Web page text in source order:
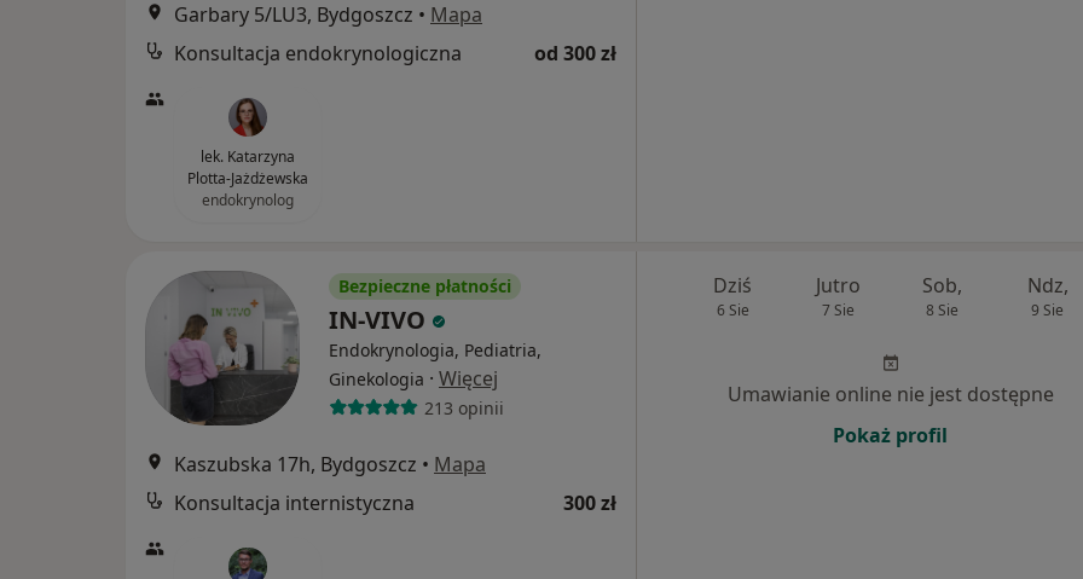
Garbary 5/LU3, Bydgoszcz • Mapa
Konsultacja endokrynologiczna
od 300 zł
lek. Katarzyna
Plotta-Jażdżewska
endokrynolog
Bezpieczne płatności
IN-VIVO
Endokrynologia, Pediatria,
Ginekologia · Więcej
213 opinii
Kaszubska 17h, Bydgoszcz • Mapa
Konsultacja internistyczna
300 zł
Dziś
6 Sie
Jutro
7 Sie
Sob,
8 Sie
Ndz,
9 Sie
Umawianie online nie jest dostępne
Pokaż profil